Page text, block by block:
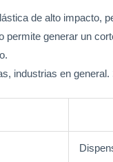
de alto impacto,
permite generar un
industrias en